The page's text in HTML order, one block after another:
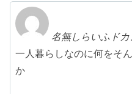
名無しらいふドカ
一人暮らしなのに何をそ
か